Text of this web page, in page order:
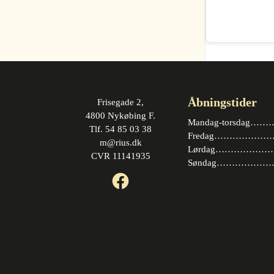
Frisegade 2,
4800 Nykøbing F.
Tlf. 54 85 03 38
m@rius.dk
CVR 11141935
Facebook
Åbningstider
Mandag-
Fredag………………….
Lørdag………………….